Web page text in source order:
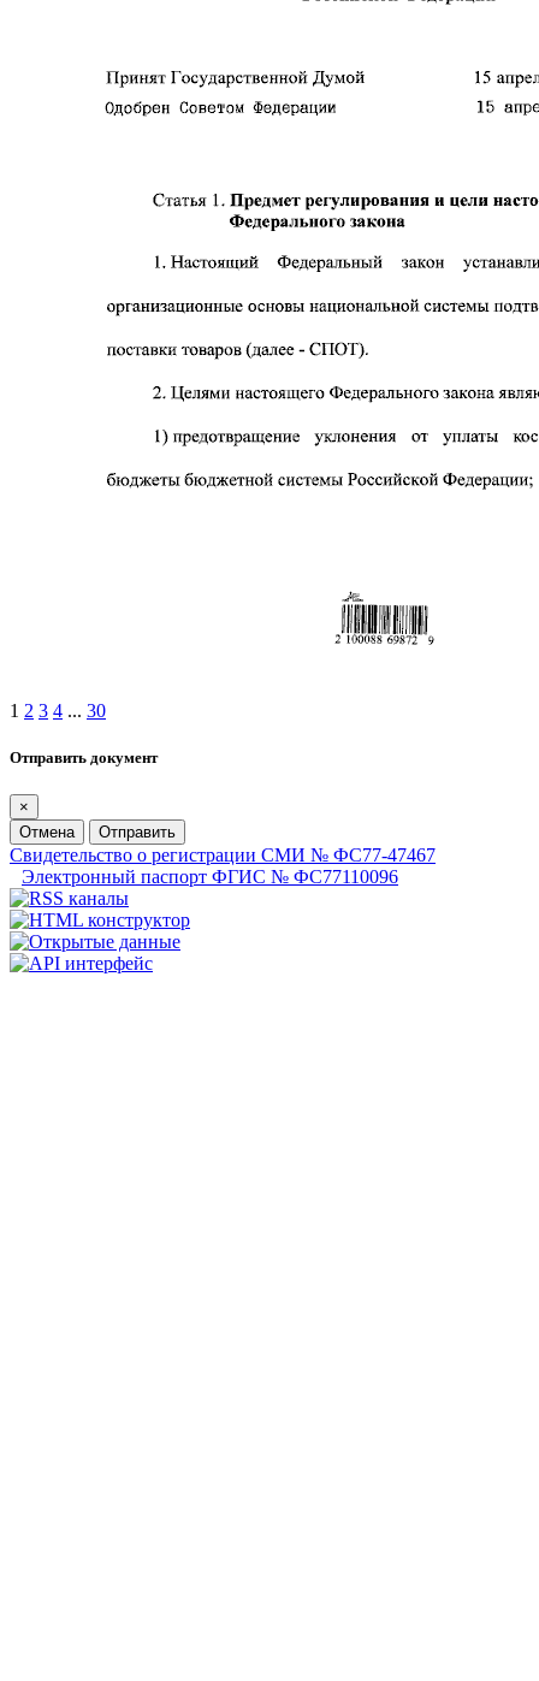
1 2 3 4 ... 30
Отправить документ
×
Отмена
Отправить
Свидетельство о регистрации СМИ № ФС77-47467
Электронный паспорт ФГИС № ФС77110096